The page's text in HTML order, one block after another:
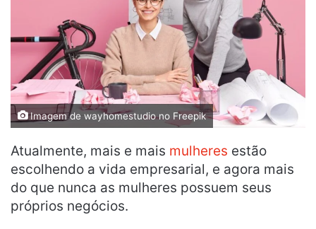
Imagem de wayhomestudio no Freepik
Atualmente, mais e mais mulheres estão
escolhendo a vida empresarial, e agora mais
do que nunca as mulheres possuem seus
próprios negócios.